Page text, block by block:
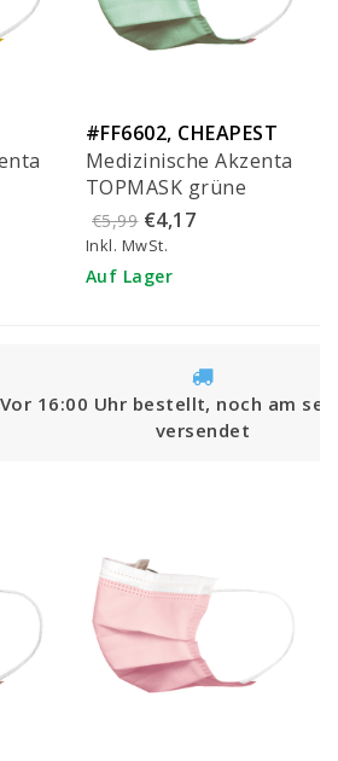
#FF6602, CHEAPEST
IN EU!
Medizinische Akzenta
TOPMASK grüne
IIR/2R Mundmasken
mit Gummiband 50
Stück
€5,99 €4,17
Inkl. MwSt.
Auf Lager
bestellt, noch am selben Tag